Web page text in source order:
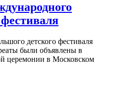
детского фестиваля
были объявлены в
церемонии в Московском